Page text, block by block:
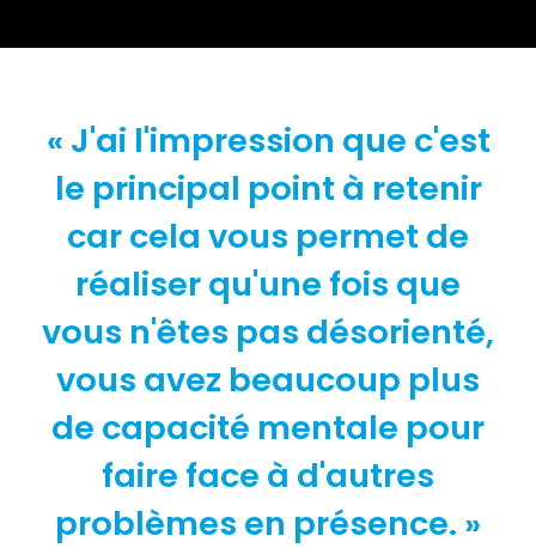
« J'ai l'impression que c'est
le principal point à retenir
car cela vous permet de
réaliser qu'une fois que
vous n'êtes pas désorienté,
vous avez beaucoup plus
de capacité mentale pour
faire face à d'autres
problèmes en présence. »